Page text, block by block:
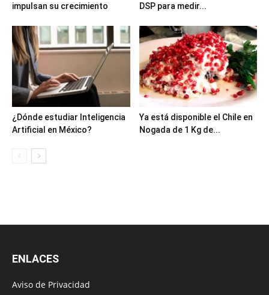
impulsan su crecimiento
DSP para medir...
¿Dónde estudiar Inteligencia
Artificial en México?
Ya está disponible el Chile en
Nogada de 1 Kg de...
ENLACES
Aviso de Privacidad